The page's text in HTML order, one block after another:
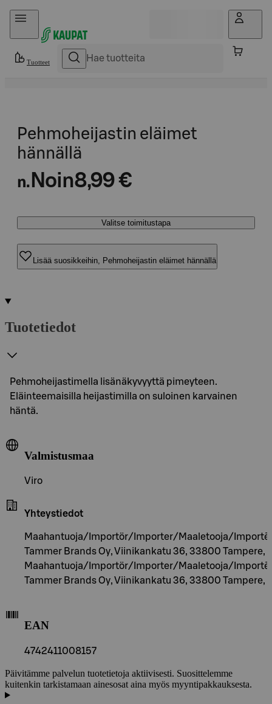
Hyppää sisältöön
Tuotteet
Pehmoheijastin eläimet
hännällä
n. Noin8,99 €
Valitse toimitustapa
Lisää suosikkeihin, Pehmoheijastin eläimet hännällä
Tuotetiedot
Pehmoheijastimella lisänäkyvyyttä pimeyteen.
Eläinteemaisilla heijastimilla on suloinen karvainen
häntä.
Valmistusmaa
Viro
Yhteystiedot
Maahantuoja/Importör/Importer/Maaletooja/
Tammer Brands Oy, Viinikankatu 36, 33800 Tampere,
Maahantuoja/Importör/Importer/Maaletooja/
Tammer Brands Oy, Viinikankatu 36, 33800 Tampere,
EAN
4742411008157
Päivitämme palvelun tuotetietoja aktiivisesti. Suosittelemme
kuitenkin tarkistamaan ainesosat aina myös myyntipakkauksesta.